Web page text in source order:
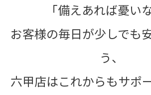
「備えあれば憂い
お客様の毎日が少しでも
う、
六甲店はこれからもサポ